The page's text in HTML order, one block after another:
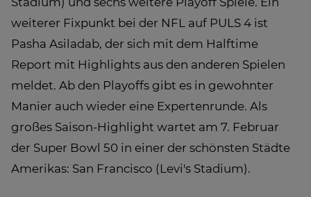
weiterer Fixpunkt bei der NFL auf PULS 4 ist
Pasha Asiladab, der sich mit dem Halftime
Report mit Highlights aus den anderen Spielen
meldet. Ab den Playoffs gibt es in gewohnter
Manier auch wieder eine Expertenrunde. Als
großes Saison-Highlight wartet am 7. Februar
der Super Bowl 50 in einer der schönsten Städte
Amerikas: San Francisco (Levi's Stadium).